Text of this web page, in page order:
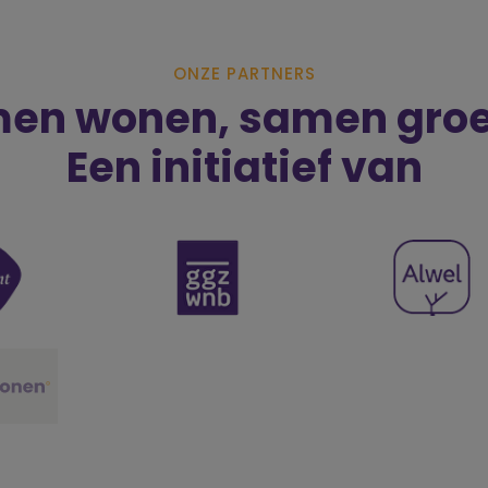
ONZE PARTNERS
wonen, samen
Een initiatief van